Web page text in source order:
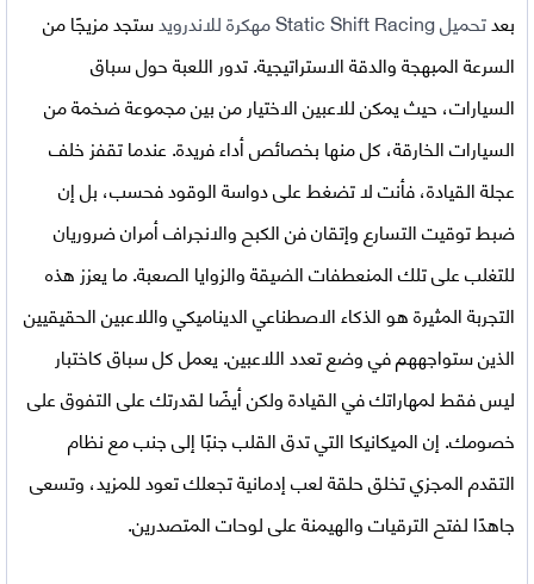
بعدتحميلStatic Shift Racing مهكرة للاندرويد
ستجد مزيجًا من
السرعة المبهجة والدقة الاستراتيجية. تدور اللعبة حول سباق
السيارات، حيث يمكن للاعبين الاختيار من بين مجموعة ضخمة من
السيارات الخارقة، كل منها بخصائص أداء فريدة. عندما تقفز خلف
عجلة القيادة، فأنت لا تضغط على دواسة الوقود فحسب، بل إن
ضبط توقيت التسارع وإتقان فن الكبح والانجراف أمران ضروريان
للتغلب على تلك المنعطفات الضيقة والزوايا الصعبة. ما يعزز هذه
التجربة المثيرة هو الذكاء الاصطناعي الديناميكي واللاعبين الحقيقيين
الذين ستواجههم في وضع تعدد اللاعبين. يعمل كل سباق كاختبار
ليس فقط لمهاراتك في القيادة ولكن أيضًا لقدرتك على التفوق على
خصومك. إن الميكانيكا التي تدق القلب جنبًا إلى جنب مع نظام
التقدم المجزي تخلق حلقة لعب إدمانية تجعلك تعود للمزيد، وتسعى
جاهدًا لفتح الترقيات والهيمنة على لوحات المتصدرين.